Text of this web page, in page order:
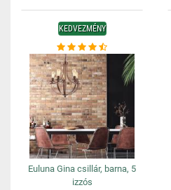
KEDVEZMÉNY
Euluna Gina csillár, barna, 5
izzós